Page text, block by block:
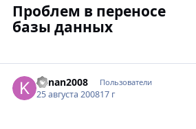
Проблем в переносе
базы данных
kanan2008 Пользователи
25 августа 200817 г